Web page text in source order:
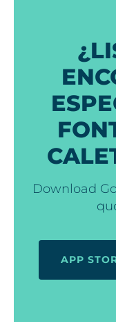
Download
APP